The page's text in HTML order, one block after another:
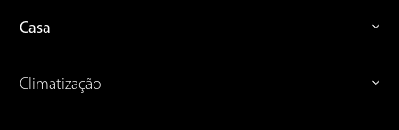
Casa
Climatização